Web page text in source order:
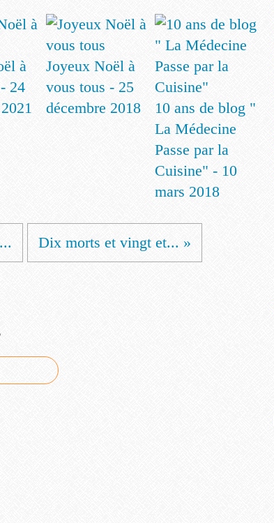
à
24
Joyeux Noël à
vous tous - 25
décembre 2018
10 ans de blog "
La Médecine
Passe par la
Cuisine" - 10
mars 2018
Dix morts et vingt et... »